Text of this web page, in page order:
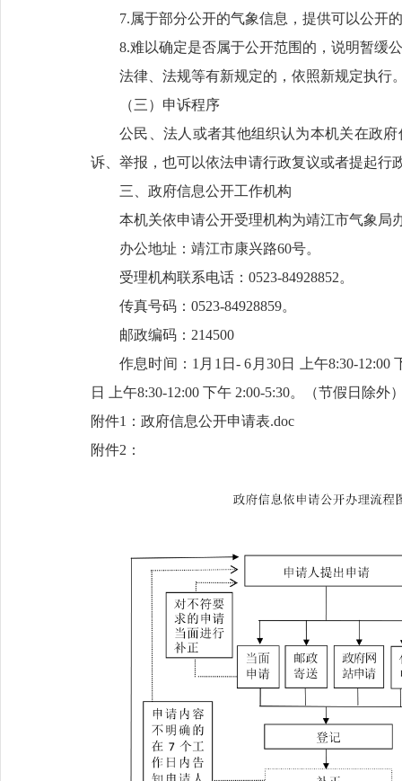
7.属于部分公开的气象信息，提供可以公开
8.难以确定是否属于公开范围的，说明暂缓
法律、法规等有新规定的，依照新规定执行
（三）申诉程序
公民、法人或者其他组织认为本机关在政
诉、举报，也可以依法申请行政复议或者提起行
三、政府信息公开工作机构
本机关依申请公开受理机构为靖江市气象局
办公地址：靖江市康兴路60号。
受理机构联系电话：0523-84928852。
传真号码：0523-84928859。
邮政编码：214500
作息时间：1月1日- 6月30日 上午8:30-12:00
日 上午8:30-12:00 下午 2:00-5:30。（节假日除外
附件1：政府信息公开申请表.doc
附件2：